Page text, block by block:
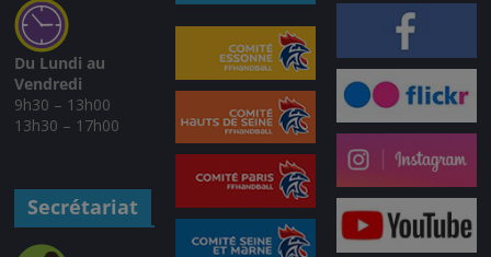
Du Lundi au
Vendredi
9h30 – 13h00
13h30 – 17h00
Secrétariat